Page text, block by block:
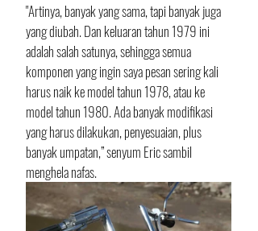
"Artinya, banyak yang sama, tapi banyak juga
yang diubah. Dan keluaran tahun 1979 ini
adalah salah satunya, sehingga semua
komponen yang ingin saya pesan sering kali
harus naik ke model tahun 1978, atau ke
model tahun 1980. Ada banyak modifikasi
yang harus dilakukan, penyesuaian, plus
banyak umpatan,” senyum Eric sambil
menghela nafas.